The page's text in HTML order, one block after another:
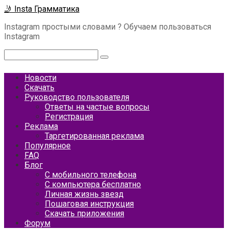
Перейти
контенту
🤳 Insta Грамматика
Instagram простыми словами ? Обучаем пользоваться
Instagram
Новости
Скачать
Руководство пользователя
Ответы на частые вопросы
Регистрация
Реклама
Таргетированная реклама
Популярное
FAQ
Блог
С мобильного телефона
С компьютера бесплатно
Личная жизнь звезд
Пошаговая инструкция
Скачать приложения
Форум